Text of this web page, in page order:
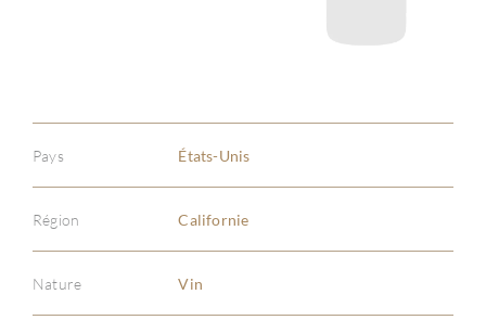
Pays États-Unis
Région Californie
Nature Vin